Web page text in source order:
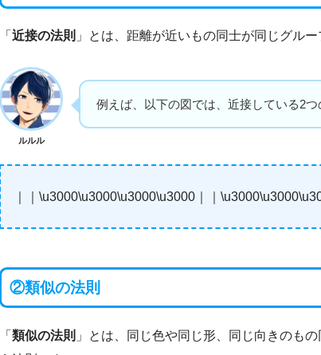
「 近接の法則 」とは、距離が近いもの同士が同じグル
ルルル
例えば、以下の図では、近接している2
｜｜\u3000\u3000\u3000\u3000｜｜
②類似の法則
「 類似の法則 」とは、同じ色や同じ形、同じ向きのも